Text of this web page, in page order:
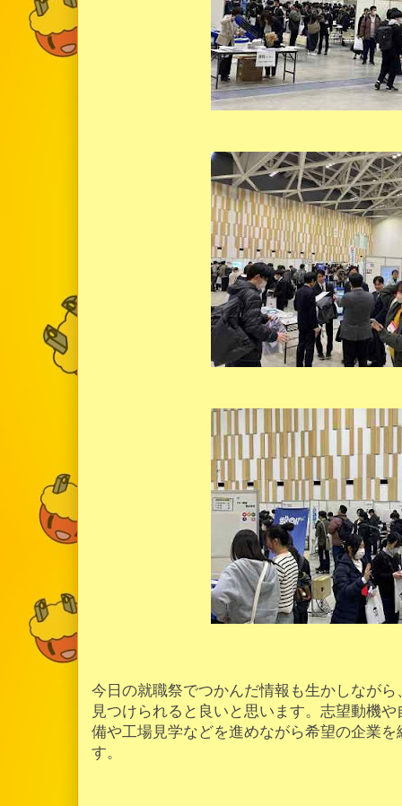
今日の就職祭でつかんだ情報も生かしなが
見つけられると良いと思います。志望動機
備や工場見学などを進めながら希望の企業
す。